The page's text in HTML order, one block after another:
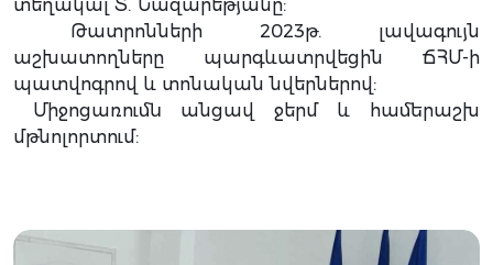
տեղակալ Տ. Նազարեթյանը:
Թատրոնների 2023թ. լավագույն
աշխատողները պարգևատրվեցին ՃՀՄ-ի
պատվոգրով և տոնական նվերներով:
Միջոցառումն անցավ ջերմ և համերաշխ
մթնոլորտում: